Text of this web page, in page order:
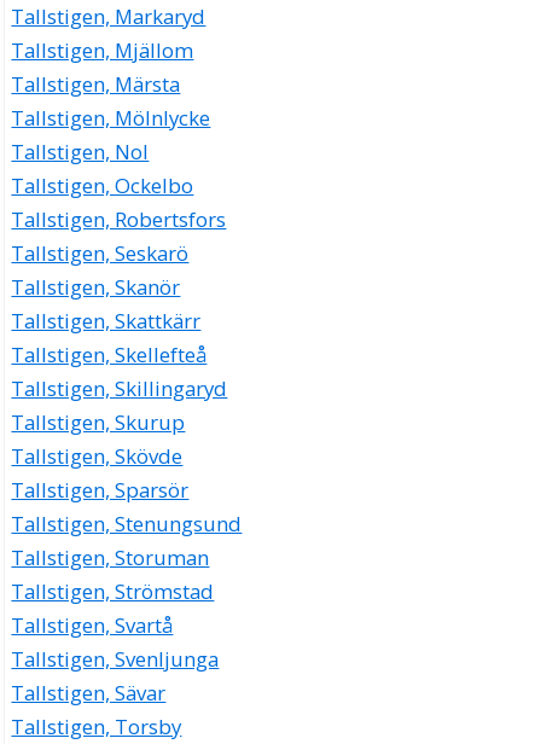
Tallstigen, Markaryd
Tallstigen, Mjällom
Tallstigen, Märsta
Tallstigen, Mölnlycke
Tallstigen, Nol
Tallstigen, Ockelbo
Tallstigen, Robertsfors
Tallstigen, Seskarö
Tallstigen, Skanör
Tallstigen, Skattkärr
Tallstigen, Skellefteå
Tallstigen, Skillingaryd
Tallstigen, Skurup
Tallstigen, Skövde
Tallstigen, Sparsör
Tallstigen, Stenungsund
Tallstigen, Storuman
Tallstigen, Strömstad
Tallstigen, Svartå
Tallstigen, Svenljunga
Tallstigen, Sävar
Tallstigen, Torsby